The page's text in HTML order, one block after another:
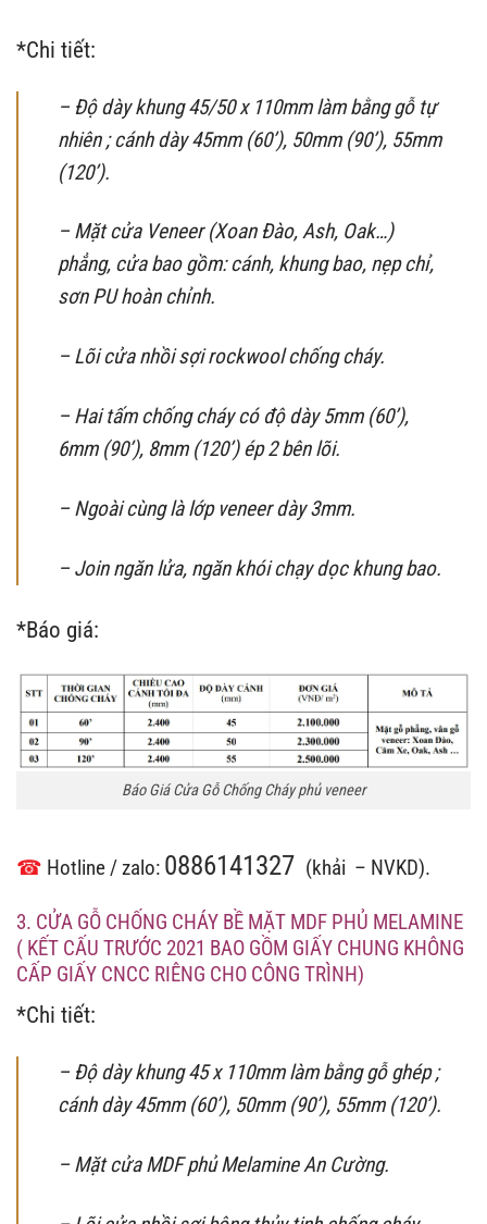
*Chi tiết:
– Độ dày khung 45/50 x 110mm làm bằng gỗ tự
nhiên ; cánh dày 45mm (60’), 50mm (90’), 55mm
(120’).
– Mặt cửa Veneer (Xoan Đào, Ash, Oak…)
phẳng, cửa bao gồm: cánh, khung bao, nẹp chỉ,
sơn PU hoàn chỉnh.
– Lõi cửa nhồi sợi rockwool chống cháy.
– Hai tấm chống cháy có độ dày 5mm (60’),
6mm (90’), 8mm (120’) ép 2 bên lõi.
– Ngoài cùng là lớp veneer dày 3mm.
– Join ngăn lửa, ngăn khói chạy dọc khung bao.
*Báo giá:
Báo Giá Cửa Gỗ Chống Cháy phủ veneer
☎ Hotline / zalo: 0886141327 (khải – NVKD).
3. CỬA GỖ CHỐNG CHÁY BỀ MẶT MDF PHỦ MELAMINE
( KẾT CẤU TRƯỚC 2021 BAO GỒM GIẤY CHUNG KHÔNG
CẤP GIẤY CNCC RIÊNG CHO CÔNG TRÌNH)
*Chi tiết:
– Độ dày khung 45 x 110mm làm bằng gỗ ghép ;
cánh dày 45mm (60’), 50mm (90’), 55mm (120’).
– Mặt cửa MDF phủ Melamine An Cường.